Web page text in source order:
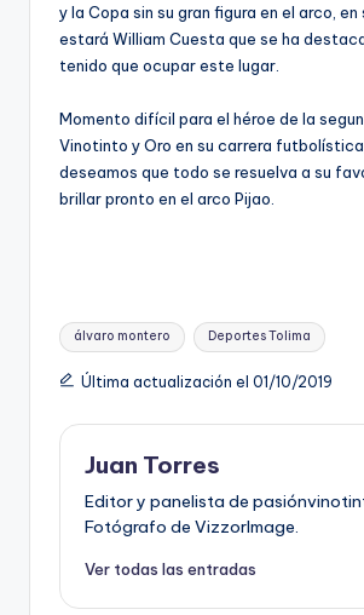
y la Copa sin su gran figura en el arco, en
estará William Cuesta que se ha
tenido que ocupar este lugar.
Momento difícil para el héroe de la
Vinotinto y Oro en su carrera
deseamos que todo se resuelva a su
brillar pronto en el arco Pijao.
Etiquetas:
álvaro montero Deportes Tolima
Última actualización el 01/10/2019
Juan Torres
Editor y panelista de
Fotógrafo de VizzorImage.
Ver todas las entradas